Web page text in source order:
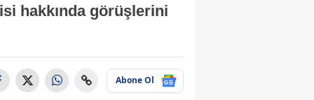
hakkında görüşlerini
Abone Ol